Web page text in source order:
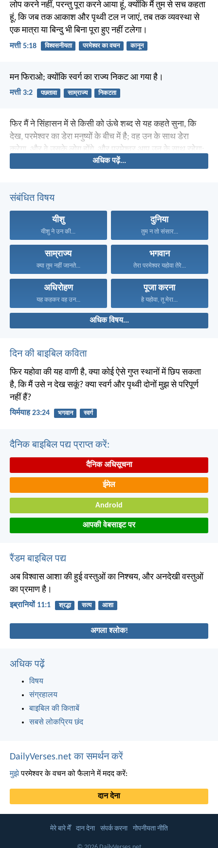
लोप करने नहीं, परन्तु पूरा करने आया हूं, क्योंकि मैं तुम से सच कहता
हूं, कि जब तक आकाश और पृथ्वी टल न जाएं, तब तक व्यवस्था से
एक मात्रा या बिन्दु भी बिना पूरा हुए नहीं टलेगा।
मत्ती 5:18 विश्वसनीयता परमेश्वर का वचन कानून
मन फिराओ; क्योंकि स्वर्ग का राज्य निकट आ गया है।
मत्ती 3:2 पछतावा साम्राज्य निकटता
फिर मैं ने सिंहासन में से किसी को ऊंचे शब्द से यह कहते सुना, कि
देख, परमेश्वर का डेरा मनुष्यों के बीच में है; वह उन के साथ डेरा
करेगा, और वे उसके लोग होंगे, और परमेश्वर आप उन के साथ रहेगा;
और उन का परमेश्वर होगा। और वह उन की आंखोंसे सब आंसू पोंछ
अधिक पढ़ें...
संबंधित विषय
यीशु
यीशु ने उन की...
दुनिया
तुम न तो संसार...
साम्राज्य
क्या तुम नहीं जानते...
भगवान
तेरा परमेश्वर यहोवा तेरे...
अधिरोहण
यह कहकर वह उन...
पूजा करना
हे यहोवा, तू मेरा...
अधिक विषय...
दिन की बाइबिल कविता
फिर यहोवा की यह वाणी है, क्या कोई ऐसे गुप्त स्थानों में छिप सकता
है, कि मैं उसे न देख सकूं? क्या स्वर्ग और पृथ्वी दोनों मुझ से परिपूर्ण
नहीं हैं?
यिर्मयाह 23:24 भगवान स्वर्ग
दैनिक बाइबिल पद्य प्राप्त करें:
दैनिक अधिसूचना
ईमेल
Android
आपकी वेबसाइट पर
रैंडम बाइबिल पद्य
अब विश्वास आशा की हुई वस्तुओं का निश्चय, और अनदेखी वस्तुओं
का प्रमाण है।
इब्रानियों 11:1 श्रद्धा सत्य आशा
अगला श्लोक!
अधिक पढ़ें
विषय
संग्रहालय
बाइबिल की किताबें
सबसे लोकप्रिय छंद
DailyVerses.net का समर्थन करें
मुझेपरमेश्वर के वचन को फैलाने में मदद करें:
दान देना
मेरे बारे मेँ दान देना संपर्क करना गोपनीयता नीति